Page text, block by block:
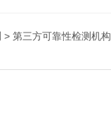
> 第三方可靠性检测机构